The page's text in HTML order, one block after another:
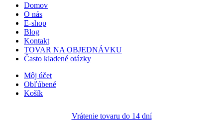
Domov
O nás
E-shop
Blog
Kontakt
TOVAR NA OBJEDNÁVKU
Často kladené otázky
Môj účet
Obľúbené
Košík
Vrátenie tovaru do 14 dní